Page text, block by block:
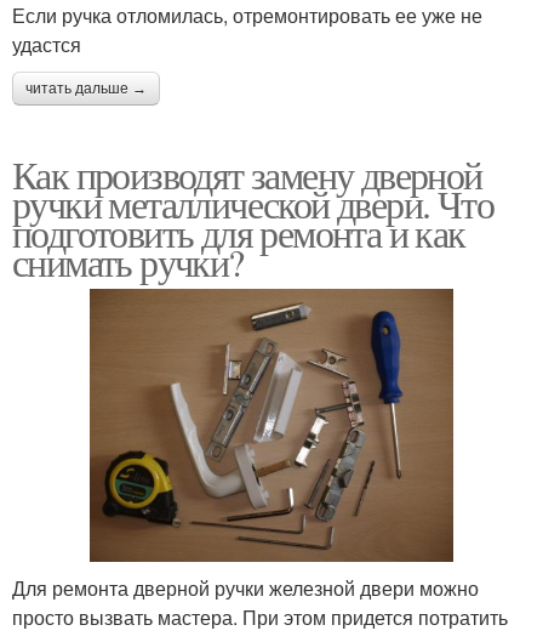
Если ручка отломилась, отремонтировать ее уже не
удастся
читать дальше →
Как производят замену дверной
ручки металлической двери. Что
подготовить для ремонта и как
снимать ручки?
Для ремонта дверной ручки железной двери можно
просто вызвать мастера. При этом придется потратить